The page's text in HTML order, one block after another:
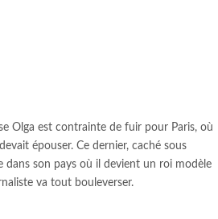
Olga est contrainte de fuir pour Paris, où
épouser. Ce dernier, caché sous
son pays où il devient un roi modèle
va tout bouleverser.